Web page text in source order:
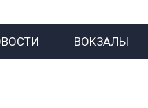
заказа;
ВОКЗАЛЫ